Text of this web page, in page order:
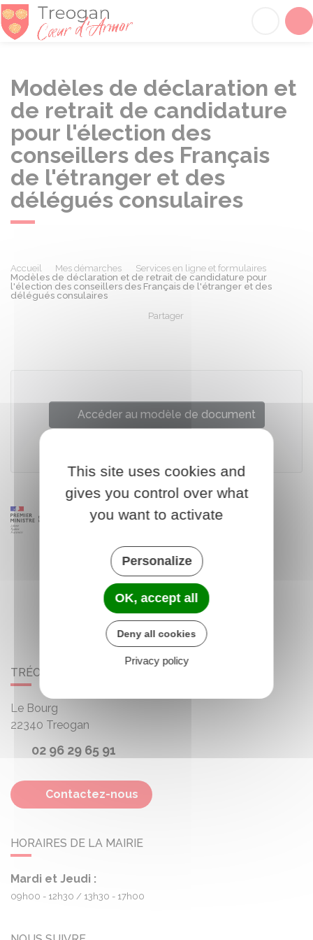
Modèles de déclaration et
de retrait de candidature
pour l'élection des
conseillers des Français
de l'étranger et des
délégués consulaires
Accueil Mes démarches
Services en ligne et formulaires
Modèles de déclaration et de retrait de candidature pour
l'élection des conseillers des Français de l'étranger et des
délégués consulaires
Partager
Accéder au modèle de document
TRÉOGAN
Le Bourg
22340 Treogan
02 96 29 65 91
Contactez-nous
HORAIRES DE LA MAIRIE
Mardi et Jeudi :
09h00 - 12h30 13h30 - 17h00
This site uses cookies and
gives you control over what
you want to activate
Personalize
OK, accept all
Deny all cookies
Privacy policy